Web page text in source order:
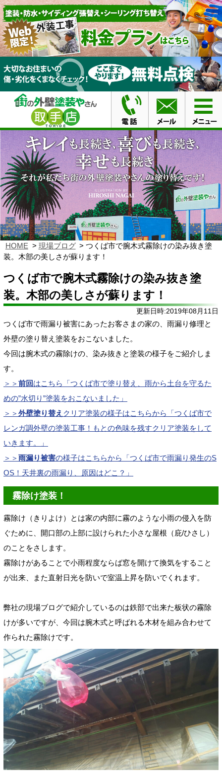
HOME 現場ブログ
つくば市で腕木式霧除けの染み抜き塗
装。木部の美しさが蘇ります！
つくば市で腕木式霧除けの染み抜き塗
装。木部の美しさが蘇ります！
更新日時:2019年08月11日
つくば市で雨漏り被害にあったお客さまの家の、雨漏り修理と
外壁の塗り替え塗装をおこないました。
今回は腕木式の霧除けの、染み抜きと塗装の様子をご紹介しま
す。
＞＞ 前回はこちら「つくば市で塗り替え、雨から土台を守るた
めの”水切り”塗装をおこないました」
＞＞ 外壁塗り替え クリア塗装の様子はこちらから「つくば市で
レンガ調外壁の塗装工事！もとの色味を残すクリア塗装をして
いきます。」
＞＞ 雨漏り被害の様子はこちらから「つくば市で雨漏り発生のS
OS！天井裏の雨漏り、原因はどこ？」
霧除け塗装！
霧除け（きりよけ）とは家の内部に霧のような小雨の侵入を防
ぐために、開口部の上部に設けられた小さな屋根（庇/ひさし）
のことをさします。
霧除けがあることで小雨程度ならば窓を開けて換気をすること
が出来、また直射日光を防いで室温上昇を防いでくれます。
弊社の現場ブログで紹介しているのは鉄部で出来た板状の霧除
けが多いですが、今回は腕木式と呼ばれる木材を組み合わせて
作られた霧除けです。